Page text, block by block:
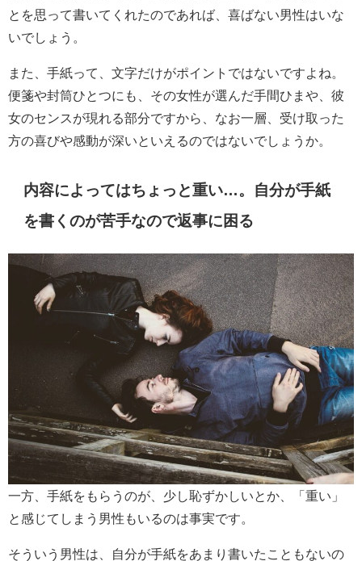
とを思って書いてくれたのであれば、喜ばない男性はいな
いでしょう。
また、手紙って、文字だけがポイントではないですよね。
便箋や封筒ひとつにも、その女性が選んだ手間ひまや、彼
女のセンスが現れる部分ですから、なお一層、受け取った
方の喜びや感動が深いといえるのではないでしょうか。
内容によってはちょっと重い…。自分が手紙
を書くのが苦手なので返事に困る
一方、手紙をもらうのが、少し恥ずかしいとか、「重い」
と感じてしまう男性もいるのは事実です。
そういう男性は、自分が手紙をあまり書いたこともないの